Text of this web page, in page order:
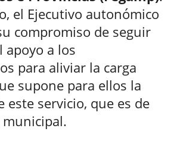
el Ejecutivo autonómico
compromiso de seguir
apoyo a los
para aliviar la carga
supone para ellos la
este servicio, que es de